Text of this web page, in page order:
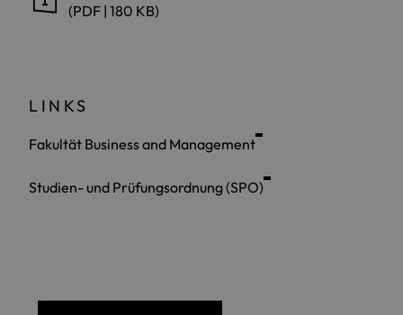
(PDF | 180 KB)
LINKS
Fakultät Business and Management
Studien- und Prüfungsordnung (SPO)